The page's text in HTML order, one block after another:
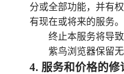
分或全部功能，并有
有现在或将来的服务
终止本服务将导
紫鸟浏览器保留
4. 服务和价格的修